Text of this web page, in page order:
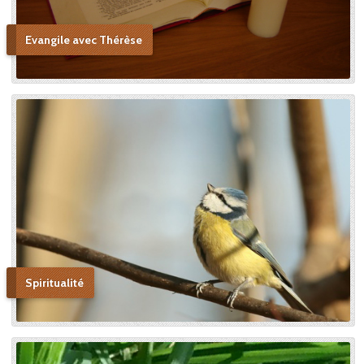
au procès ecclésiastique sa «
petite voie » si novatrice : « Ce
autels, mais l’instrument dont
le bon Dieu s’était servi pour
montrer aux âmes “la voie de
l’enfance spirituelle” afin qu’il
produise tout l’effet pour
lequel il avait été créé. » En
promulguant le décret sur
l’héroïcité des vertus de
Thérèse, le pape Benoît XV
saluera cette « voie de la
confiance et de l’abandon ».
Bonne lecture pour aller de
découvertes en découvertes.
« Autobiographie de la sœur
et novice de la Petite
Thérèse. Histoire d’un tison
arraché du feu. » Edition du
Carmel. 386 pages. 20 Euros
Evangile avec Thérèse
Spiritualité